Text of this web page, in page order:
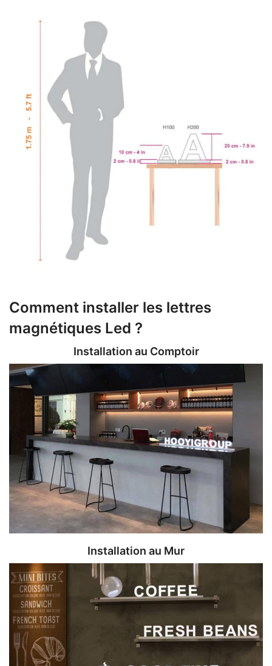
Comment installer les lettres
magnétiques Led ?
Installation au Comptoir
Installation au Mur